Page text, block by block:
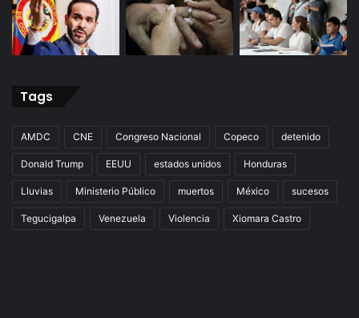
Tags
AMDC CNE Congreso Nacional Copeco detenido
Donald Trump EEUU estados unidos Honduras
Lluvias Ministerio Público muertos México sucesos
Tegucigalpa Venezuela Violencia Xiomara Castro